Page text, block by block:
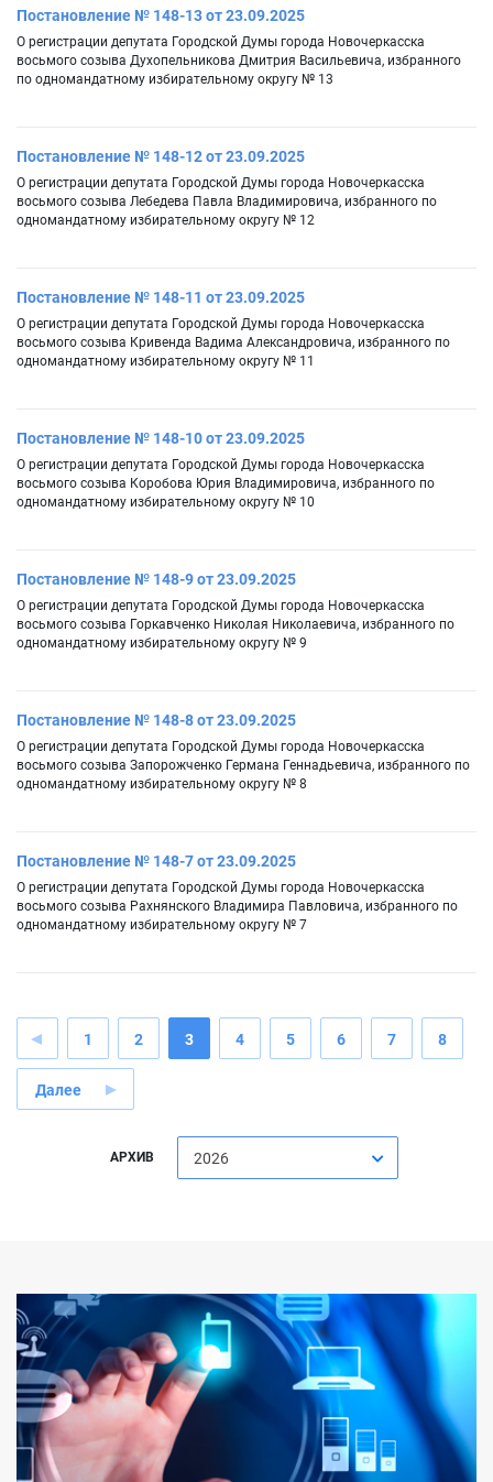
Постановление № 148-13 от 23.09.2025
О регистрации депутата Городской Думы города Новочеркасска
восьмого созыва Духопельникова Дмитрия Васильевича, избранного
по одномандатному избирательному округу № 13
Постановление № 148-12 от 23.09.2025
О регистрации депутата Городской Думы города Новочеркасска
восьмого созыва Лебедева Павла Владимировича, избранного по
одномандатному избирательному округу № 12
Постановление № 148-11 от 23.09.2025
О регистрации депутата Городской Думы города Новочеркасска
восьмого созыва Кривенда Вадима Александровича, избранного по
одномандатному избирательному округу № 11
Постановление № 148-10 от 23.09.2025
О регистрации депутата Городской Думы города Новочеркасска
восьмого созыва Коробова Юрия Владимировича, избранного по
одномандатному избирательному округу № 10
Постановление № 148-9 от 23.09.2025
О регистрации депутата Городской Думы города Новочеркасска
восьмого созыва Горкавченко Николая Николаевича, избранного по
одномандатному избирательному округу № 9
Постановление № 148-8 от 23.09.2025
О регистрации депутата Городской Думы города Новочеркасска
восьмого созыва Запорожченко Германа Геннадьевича, избранного по
одномандатному избирательному округу № 8
Постановление № 148-7 от 23.09.2025
О регистрации депутата Городской Думы города Новочеркасска
восьмого созыва Рахнянского Владимира Павловича, избранного по
одномандатному избирательному округу № 7
1 2 3 4 5 6 7 8
Далее
АРХИВ 2026